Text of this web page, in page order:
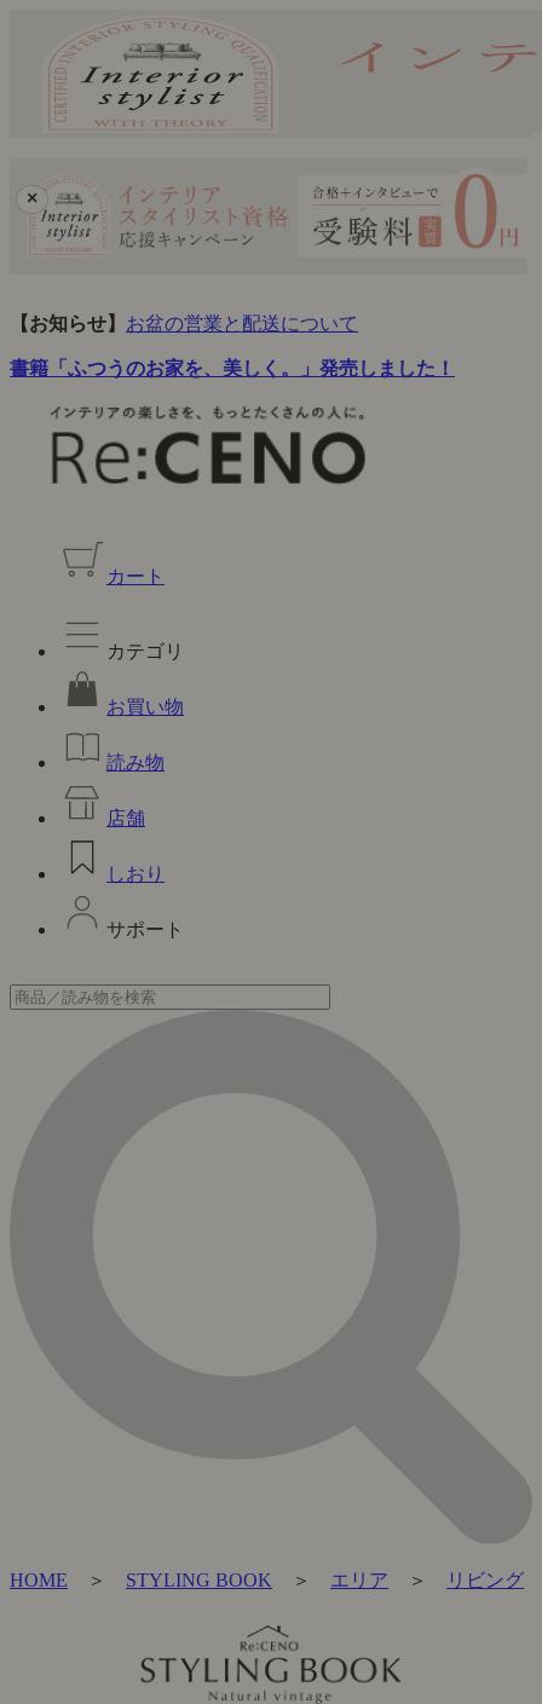
×
【お知らせ】 お盆の営業と配送について
書籍「ふつうのお家を、美しく。」発売しました！
カート
カテゴリ
お買い物
読み物
店舗
しおり
サポート
HOME ＞ STYLING BOOK ＞ エリア ＞ リビング